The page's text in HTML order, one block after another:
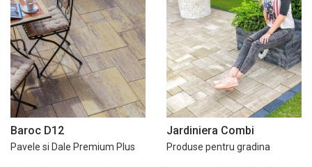
Baroc D12
Pavele si Dale Premium Plus
Jardiniera Combi
Produse pentru gradina